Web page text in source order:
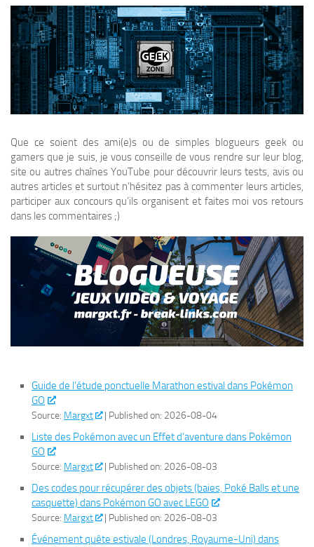
Que ce soient des ami(e)s ou de simples blogueurs geek ou
gamers que je suis, je vous conseille de vous rendre sur leur blog,
site ou autres chaînes YouTube pour découvrir leurs tests, avis ou
autres articles et surtout n’hésitez pas à commenter leurs articles,
participer aux concours qu’ils organisent et faites moi vos retours
dans les commentaires ;)
Guide de l’étude ponctuelle Marathon estival dans Pokémon
GO
Source: Margxt Published on: 2026-08-04
Liste des Pokémon avec un Effet d’aventure dans Pokémon
GO
Source: Margxt Published on: 2026-08-03
Des codes pour récupérer des objets (baies, Poké Balls et une
casquette) dans Pokémon GO avec LEGO
Source: Margxt Published on: 2026-08-03
Événement quête estivale (Londres, Royaume-Uni) dans